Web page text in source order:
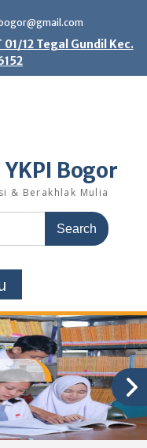
01/12 Tegal Gundil Kec.
Bogor
& Berakhlak Mulia